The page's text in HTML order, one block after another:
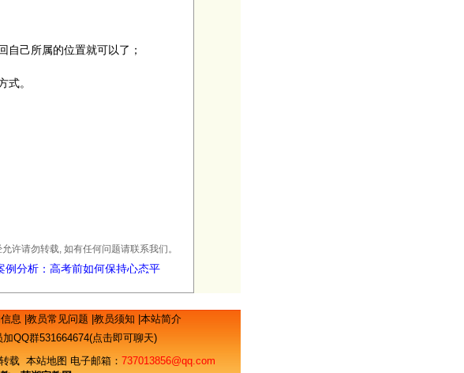
自己所属的位置就可以了；
式。
许请勿转载, 如有任何问题请联系我们。
例分析：高考前如何保持心态平
息 教员常见问题 教员须知 本站简介
加QQ群531664674(点击即可聊天)
载 本站地图 电子邮箱： 737013856@qq.com